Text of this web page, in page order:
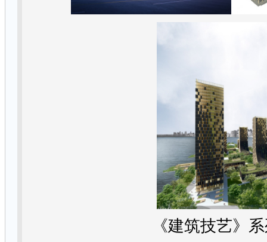
《建筑技艺》